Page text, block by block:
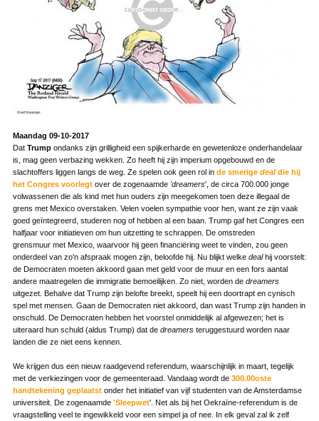
Maandag 09-10-2017
Dat Trumpondanks zijn grilligheid een spijkerharde en gewetenloze onderhandelaar
is, mag geen verbazing wekken. Zo heeft hij zijn imperium opgebouwd en de
slachtoffers liggen langs de weg. Ze spelen ook geen rol in de smerige dealdie hij
het Congres voorlegt over de zogenaamde 'dreamers', de circa 700.000 jonge
volwassenen die als kind met hun ouders zijn meegekomen toen deze illegaal de
grens met Mexico overstaken. Velen voelen sympathie voor hen, want ze zijn vaak
goed geïntegreerd, studeren nog of hebben al een baan. Trump gaf het Congres een
halfjaar voor initiatieven om hun uitzetting te schrappen. De omstreden
grensmuur met Mexico, waarvoor hij geen financiëring weet te vinden, zou geen
onderdeel van zo'n afspraak mogen zijn, beloofde hij. Nu blijkt welke dealhij voorstelt:
de Democraten moeten akkoord gaan met geld voor de muur en een fors aantal
andere maatregelen die immigratie bemoeilijken. Zo niet, worden de dreamers
uitgezet. Behalve dat Trump zijn belofte breekt, speelt hij een doortrapt en cynisch
spel met mensen. Gaan de Democraten niet akkoord, dan wast Trump zijn handen in
onschuld. De Democraten hebben het voorstel onmiddelijk al afgewezen; het is
uiteraard hun schuld (aldus Trump) dat de dreamersteruggestuurd worden naar
landen die ze niet eens kennen.
We krijgen dus een nieuw raadgevend referendum, waarschijnlijk in maart, tegelijk
met de verkiezingen voor de gemeenteraad. Vandaag wordt de 300.00oste
handtekening geplaatst onder het initiatief van vijf studenten van de Amsterdamse
universiteit. De zogenaamde 'Sleepwet'. Net als bij het Oekraïne-referendum is de
vraagstelling veel te ingewikkeld voor een simpel ja of nee. In elk geval zal ik zelf